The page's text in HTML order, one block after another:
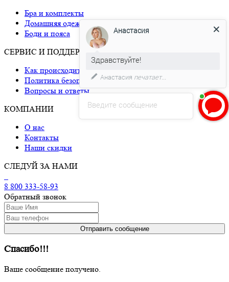
Бра и комплекты
Домашняя одежда
Боди и пояса
СЕРВИС И ПОДДЕРЖКА
Как происходит доставка
Политика безопасности
Вопросы и ответы
КОМПАНИИ
О нас
Контакты
Наши скидки
СЛЕДУЙ ЗА НАМИ
8 800 333-58-93
Обратный звонок
Спасибо!!!
Ваше сообщение получено.
Введите сообщение
Здравствуйте!
Давайте мы поможем Вам с
размером!)